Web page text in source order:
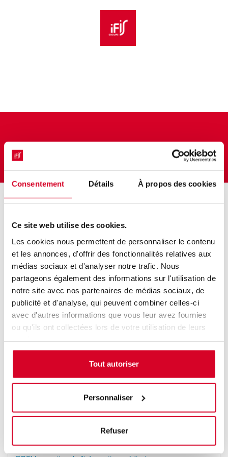
Consentement Détails À propos des cookies
Ce site web utilise des cookies.
Les cookies nous permettent de personnaliser le contenu
et les annonces, d'offrir des fonctionnalités relatives aux
médias sociaux et d'analyser notre trafic. Nous
partageons également des informations sur l'utilisation de
notre site avec nos partenaires de médias sociaux, de
publicité et d'analyse, qui peuvent combiner celles-ci
avec d'autres informations que vous leur avez fournies
ou qu'ils ont collectées lors de votre utilisation de leurs
Tout autoriser
Personnaliser
Refuser
DAGHILDJIAN Katia
Résumé
Docteur en Pharmacie et PhD avec plus de dix ans
d’expérience en industrie pharmaceutique, elle est
actuellement Directrice Pharmacovigilance,
Information Médicale & Compliance et EUQPPV au
sein de Stallergenes GREER. Elle est également
certifiée « Lean Six Sigma Green Belt » et a réalisé le
programme « Developing Emerging Leaders » de
l’INSEAD.
Prochaines sessions
21/10/26 → 21/10/26 DPC À distance
[Formation
Accès aux personnes en situation de handicap :Non
09/12/26 → 09/12/26 DPC À distance
[Formation